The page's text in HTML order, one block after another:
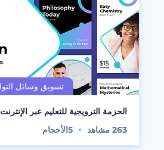
الحزمة الترويجية للتعليم عبر الإنترنت
263 مشاهد 5الأحجام